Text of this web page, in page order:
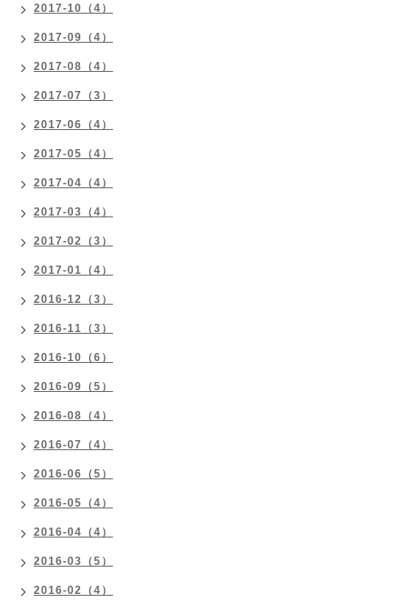
2017-10（4）
2017-09（4）
2017-08（4）
2017-07（3）
2017-06（4）
2017-05（4）
2017-04（4）
2017-03（4）
2017-02（3）
2017-01（4）
2016-12（3）
2016-11（3）
2016-10（6）
2016-09（5）
2016-08（4）
2016-07（4）
2016-06（5）
2016-05（4）
2016-04（4）
2016-03（5）
2016-02（4）